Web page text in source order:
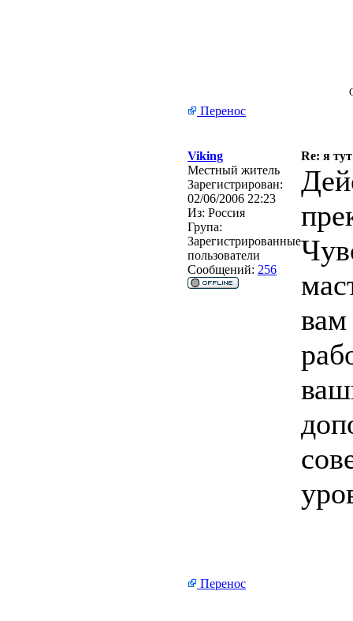
Перенос
Viking
Re: я
Местный житель
Зарегистрирован:
02/06/2006 22:23
Из: Россия
Група:
Зарегистрированные
пользователи
Сообщений: 256
вам
Перенос